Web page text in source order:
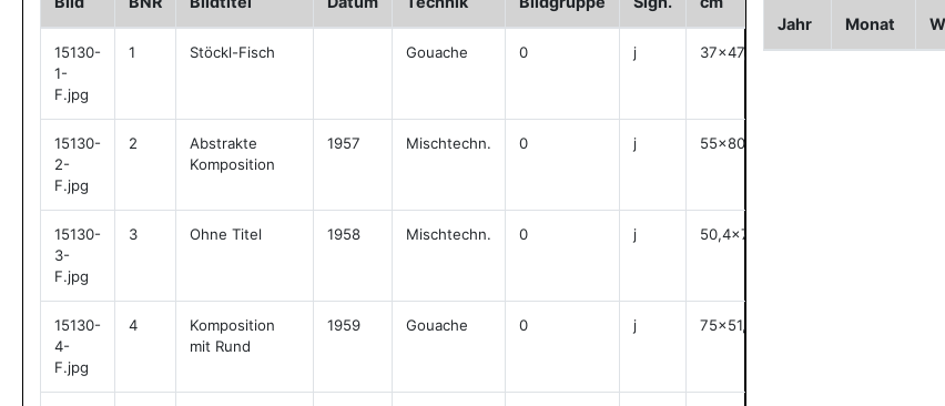
15130-
1-
F.jpg
1 Stöckl-Fisch Gouache 0 j
37x47,5
15130-
2-
F.jpg
2
Abstrakte
Komposition
1957 Mischtechn. 0 j
55x80
15130-
3-
F.jpg
3 Ohne Titel 1958 Mischtechn. 0 j
50,4x76,8
15130-
4-
F.jpg
4
Komposition
mit Rund
1959 Gouache 0 j
75x51,8
Jahr Monat